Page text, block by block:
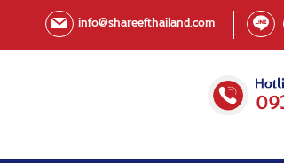
info@shareefthailand.com